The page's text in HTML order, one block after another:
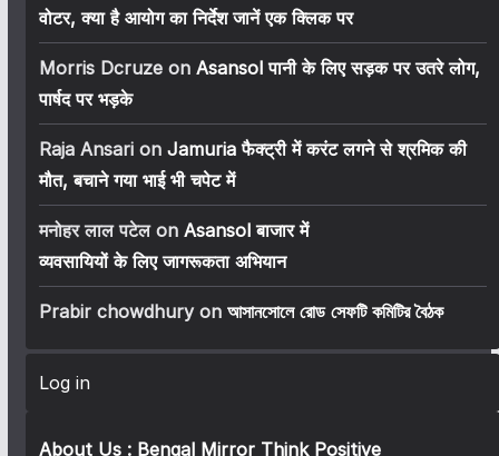
वोटर, क्या है आयोग का निर्देश जानें एक क्लिक पर
Morris Dcruzeon Asansol पानी के लिए सड़क पर उतरे लोग,
पार्षद पर भड़के
Raja Ansarion Jamuria फैक्ट्री में करंट लगने से श्रमिक की
मौत, बचाने गया भाई भी चपेट में
मनोहर लाल पटेलon Asansol बाजार में
व्यवसायियों के लिए जागरूकता अभियान
Prabir chowdhuryon আসানসোলে রোড সেফটি কমিটির বৈঠক
Log in
About Us : Bengal Mirror Think Positive